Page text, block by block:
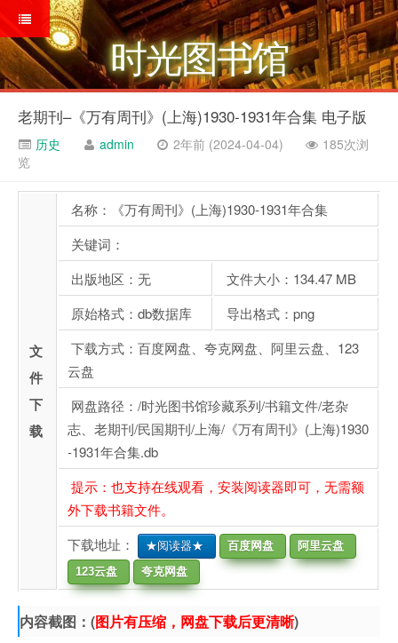
时光图书馆
老期刊–《万有周刊》(上海)1930-1931年合集 电子版
历史 admin 2年前 (2024-04-04)
185次浏
览
文
件
下
载
名称：《万有周刊》(上海)1930-1931年合集
关键词：
出版地区：无
文件大小：134.47 MB
原始格式：db数据库
导出格式：png
下载方式：百度网盘、夸克网盘、阿里云盘、123
云盘
网盘路径：/时光图书馆珍藏系列/书籍文件/老杂
志、老期刊/民国期刊/上海/《万有周刊》(上海)1930
-1931年合集.db
提示：也支持在线观看，安装阅读器即可，无需额
外下载书籍文件。
下载地址：
★阅读器★ 百度网盘
阿里云盘
123云盘
夸克网盘
内容截图：(图片有压缩，网盘下载后更清晰)